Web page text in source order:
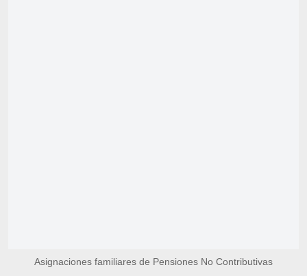
Asignaciones familiares de Pensiones No Contributivas